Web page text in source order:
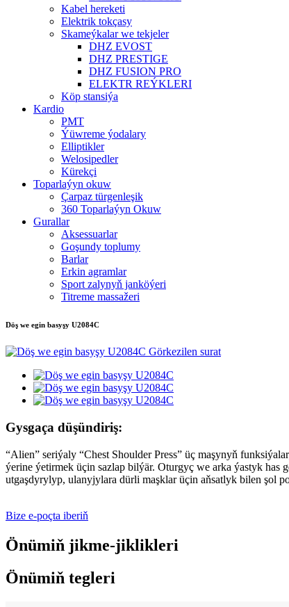
Kabel hereketi
Elektrik tokçasy
Skameýkalar we tekjeler
DHZ EVOST
DHZ PRESTIGE
DHZ FUSION PRO
ELEKTR REÝKLERI
Köp stansiýa
Kardio
PMT
Ýüwreme ýodalary
Elliptikler
Welosipedler
Kürekçi
Toparlaýyn okuw
Çarpaz türgenleşik
360 Toparlaýyn Okuw
Gurallar
Aksessuarlar
Goşundy toplumy
Barlar
Erkin agramlar
Sport zalynyň janköýeri
Titreme massažeri
Döş we egin basyşy U2084C
Gysgaça düşündiriş:
“Alien” seriýaly “Chest Shoulder Press” üç maşynyň
ýerine ýetirmek üçin sazlap bilýär. Oturgyç we arka ýastyk
utgaşdyrylyp, ulanyjylara dürli maşklar üçin aňsatlyk bilen şol
Bize e-poçta iberiň
Önümiň jikme-jiklikleri
Önümiň tegleri